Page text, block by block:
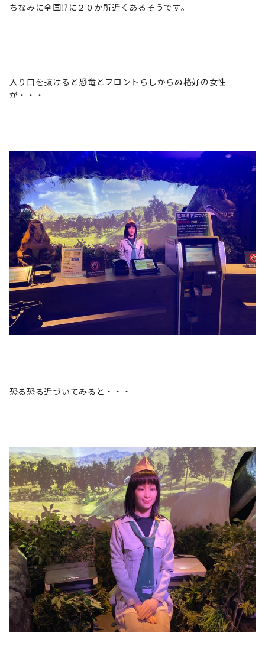
ちなみに全国⁉に２０か所近くあるそうです。
入り口を抜けると恐竜とフロントらしからぬ格好の女性
が・・・
恐る恐る近づいてみると・・・